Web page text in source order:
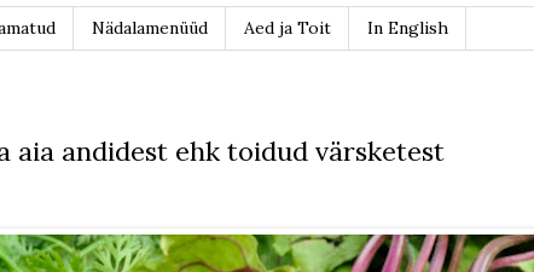
Nädalamenüüd Aed ja Toit In English
aia andidest ehk toidud värsketest